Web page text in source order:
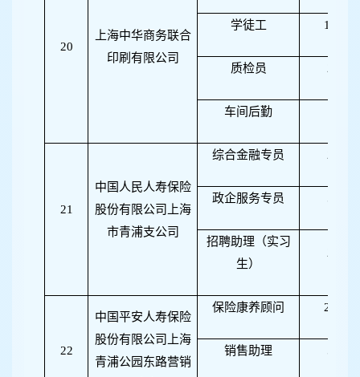
20
上海中华商务联合
印刷有限公司
学徒工 10
质检员 2
车间后勤
21
中国人民人寿保险
股份有限公司上海
市青浦支公司
综合金融专员 2
政企服务专员 5
招聘助理（实习
生）
2
22
中国平安人寿保险
股份有限公司上海
青浦公园东路营销
保险康养顾问 20
销售助理 5